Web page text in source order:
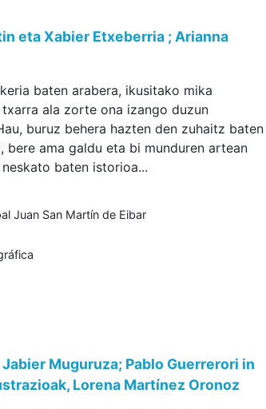
eta Xabier Etxeberria ; Arianna
baten arabera, ikusitako mika
ala zorte ona izango duzun
buruz behera hazten den zuhaitz baten
bere ama galdu eta bi munduren artean
baten istorioa...
Juan San Martín de Eibar
Muguruza; Pablo Guerrerori in
Lorena Martínez Oronoz